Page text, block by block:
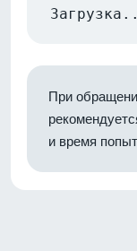
При
и время